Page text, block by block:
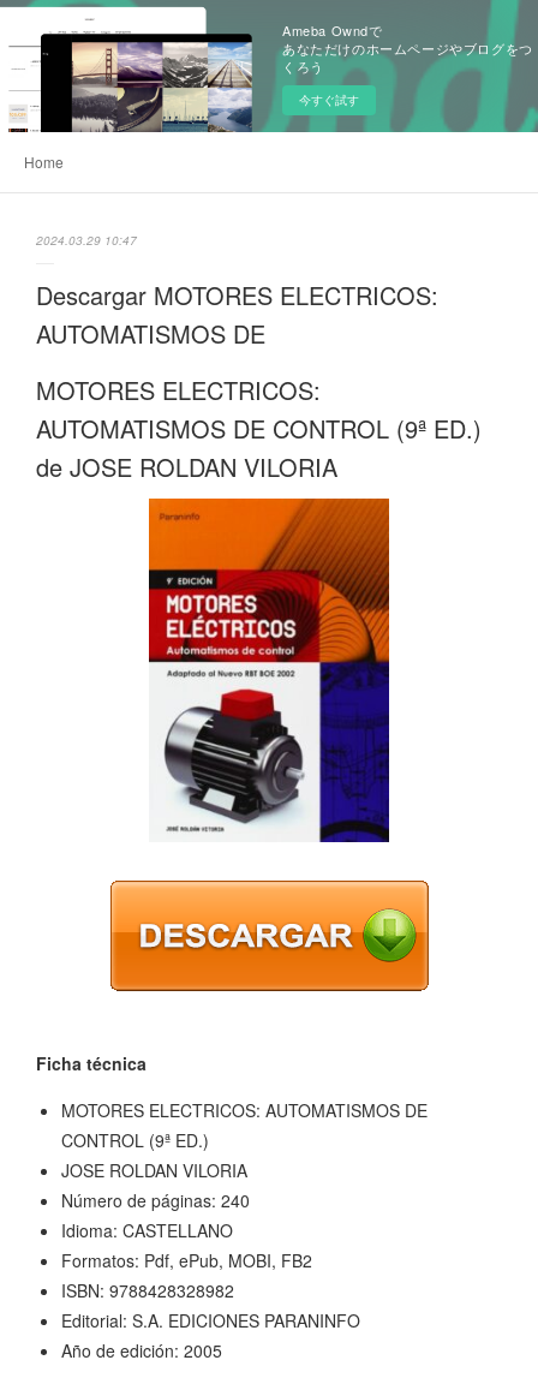
Ameba Owndで
あなただけのホームページやブログをつ
くろう
今すぐ試す
Home
2024.03.29 10:47
Descargar MOTORES ELECTRICOS:
AUTOMATISMOS DE
MOTORES ELECTRICOS:
AUTOMATISMOS DE CONTROL (9ª ED.)
de JOSE ROLDAN VILORIA
Ficha técnica
MOTORES ELECTRICOS: AUTOMATISMOS DE
CONTROL (9ª ED.)
JOSE ROLDAN VILORIA
Número de páginas: 240
Idioma: CASTELLANO
Formatos: Pdf, ePub, MOBI, FB2
ISBN: 9788428328982
Editorial: S.A. EDICIONES PARANINFO
Año de edición: 2005